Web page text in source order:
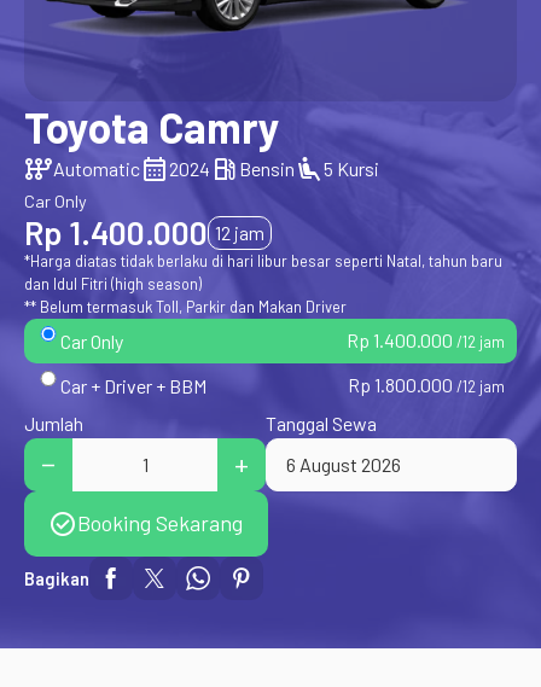
Toyota Camry
auto_transmissionAutomaticcalendar_month 2024 local_gas_station Bensin airline_seat_recline_extra5 Kursi
Car Only
Rp 1.400.000 12 jam
*Harga diatas tidak berlaku di hari libur besar seperti Natal, tahun baru
dan Idul Fitri (high season)
** Belum termasuk Toll, Parkir dan Makan Driver
Car Only Rp 1.400.000 /12 jam
Car + Driver + BBM Rp 1.800.000 /12 jam
Jumlah Tanggal Sewa
check_circleBooking Sekarang
Bagikan